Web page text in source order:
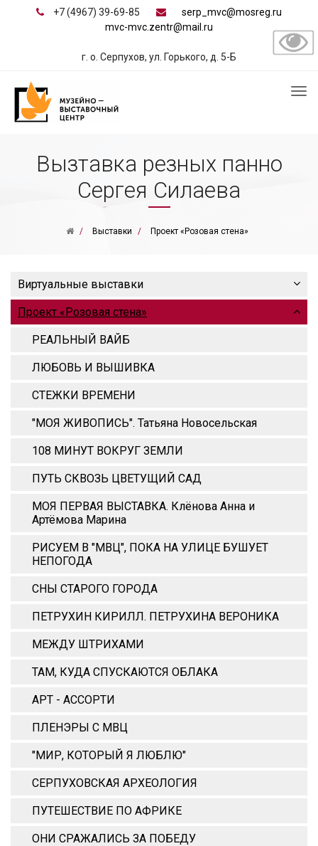
+7 (4967) 39-69-85
serp_mvc@mosreg.ru
mvc-mvc.zentr@mail.ru
г. о. Серпухов, ул. Горького, д. 5-Б
Вызтавка резных панно
Сергея Силаева
Выставки Проект «Розовая стена»
Виртуальные выставки
Проект «Розовая стена»
РЕАЛЬНЫЙ ВАЙБ
ЛЮБОВЬ И ВЫШИВКА
СТЕЖКИ ВРЕМЕНИ
"МОЯ ЖИВОПИСЬ". Татьяна Новосельская
108 МИНУТ ВОКРУГ ЗЕМЛИ
ПУТЬ СКВОЗЬ ЦВЕТУЩИЙ САД
МОЯ ПЕРВАЯ ВЫСТАВКА. Клёнова Анна и
Артёмова Марина
РИСУЕМ В "МВЦ", ПОКА НА УЛИЦЕ БУШУЕТ
НЕПОГОДА
СНЫ СТАРОГО ГОРОДА
ПЕТРУХИН КИРИЛЛ. ПЕТРУХИНА ВЕРОНИКА
МЕЖДУ ШТРИХАМИ
ТАМ, КУДА СПУСКАЮТСЯ ОБЛАКА
АРТ - АССОРТИ
ПЛЕНЭРЫ С МВЦ
"МИР, КОТОРЫЙ Я ЛЮБЛЮ"
СЕРПУХОВСКАЯ АРХЕОЛОГИЯ
ПУТЕШЕСТВИЕ ПО АФРИКЕ
ОНИ СРАЖАЛИСЬ ЗА ПОБЕДУ